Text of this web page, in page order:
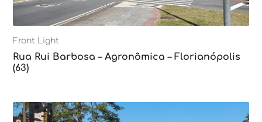
Front Light
Rua Rui Barbosa – Agronômica – Florianópolis
(63)